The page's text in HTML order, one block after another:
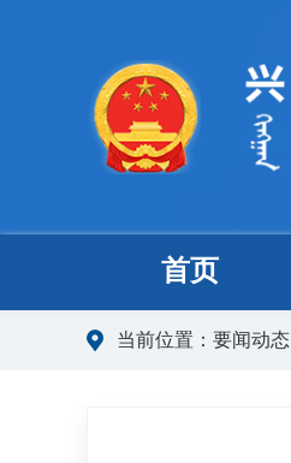
首页
当前位置： 要闻动态